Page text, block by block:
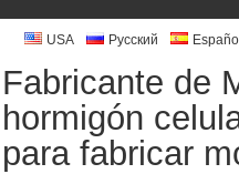
USA Русский
Fabricante de
hormigón
para fabricar